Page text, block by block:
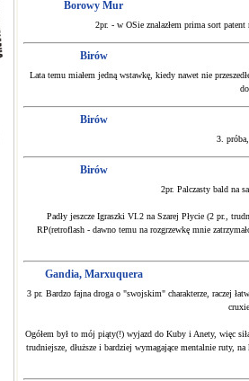
Borowy Mur
2pr. - w OSie znalazłem prima sort
Birów
Lata temu miałem jedną wstawkę, kiedy nawet nie
Birów
3.
Birów
2pr. Palczasty bald na
Padły jeszcze Igraszki VI.2 na Szarej Płycie (2 pr.,
RP(retroflash - dawno temu na rozgrzewkę mnie
Gandia, Marxuquera
3 pr. Bardzo fajna droga o "swojskim" charakterze, raczej
Ogółem był to mój piąty(!) wyjazd do Kuby i Anety, więc
trudniejsze, dłuższe i bardziej wymagające mentalnie ruty,